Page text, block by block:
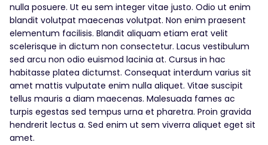
nulla posuere. Ut eu sem integer vitae justo. Odio ut enim
blandit volutpat maecenas volutpat. Non enim praesent
elementum facilisis. Blandit aliquam etiam erat velit
scelerisque in dictum non consectetur. Lacus vestibulum
sed arcu non odio euismod lacinia at. Cursus in hac
habitasse platea dictumst. Consequat interdum varius sit
amet mattis vulputate enim nulla aliquet. Vitae suscipit
tellus mauris a diam maecenas. Malesuada fames ac
turpis egestas sed tempus urna et pharetra. Proin gravida
hendrerit lectus a. Sed enim ut sem viverra aliquet eget sit
amet.